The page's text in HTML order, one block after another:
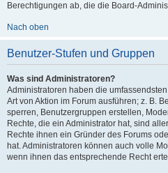
Berechtigungen ab, die die Board-
Nach oben
Benutzer-Stufen und Gruppen
Was sind Administratoren?
Administratoren haben die
Art von Aktion im Forum ausführen; z. B.
sperren, Benutzergruppen erstellen,
Rechte, die ein Administrator hat, sind
Rechte ihnen ein Gründer des Forums
hat. Administratoren können auch volle
wenn ihnen das entsprechende Recht